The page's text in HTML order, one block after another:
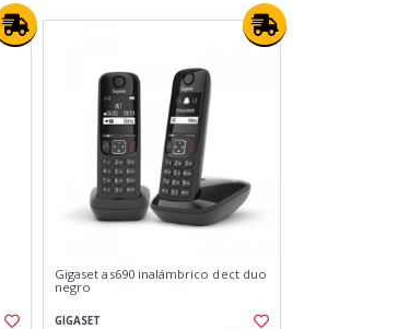
Gigaset as690 inalámbrico dect duo
negro
GIGASET